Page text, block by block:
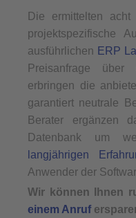
Die ermittelten
projektspezifische
ausführlichen ERP
Preisanfrage über
erbringen die
garantiert neutrale
Berater ergänzen
Datenbank um
langjährigen
Anwender der
Wir können Ihnen
einem Anruf